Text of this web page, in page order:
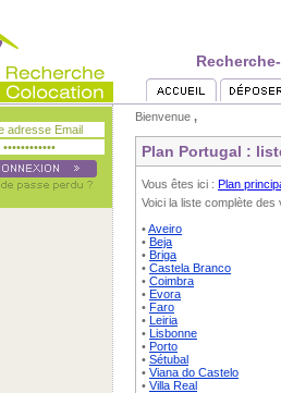
Bienvenue ,
Plan Portugal :
Vous êtes ici : Plan
Voici la liste complète
•Aveiro
• Beja
• Briga
• Castela Branco
• Coimbra
• Evora
• Faro
• Leiria
• Lisbonne
• Porto
• Sétubal
• Viana do Castelo
• Villa Real